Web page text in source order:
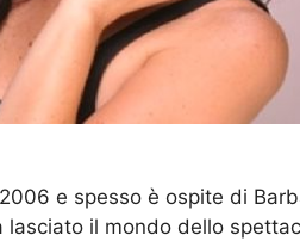
e spesso è ospite di
lasciato il mondo dello